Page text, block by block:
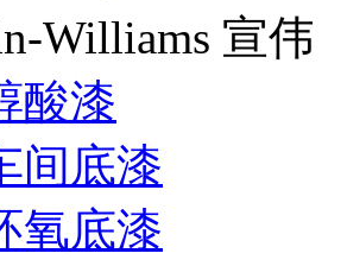
Williams 宣伟
酸漆
间底漆
氧底漆